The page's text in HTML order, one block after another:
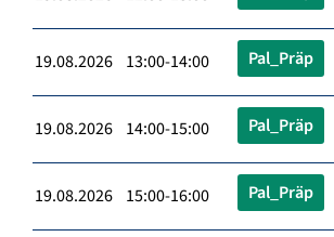
19.08.2026 13:00-14:00 Pal_Präp
19.08.2026 14:00-15:00 Pal_Präp
19.08.2026 15:00-16:00 Pal_Präp